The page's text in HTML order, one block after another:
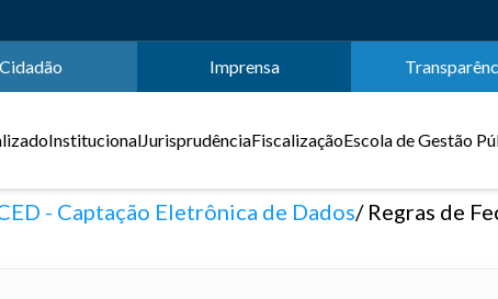
Cidadão Imprensa
InstitucionalJurisprudênciaFiscalizaçãoEscola de Gestão
- Captação Eletrônica de Dados Regras de